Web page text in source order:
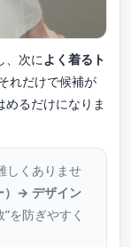
、次によく着るト
れだけで候補が
るだけになりま
しくありませ
）→ デザイン
を防ぎやすく